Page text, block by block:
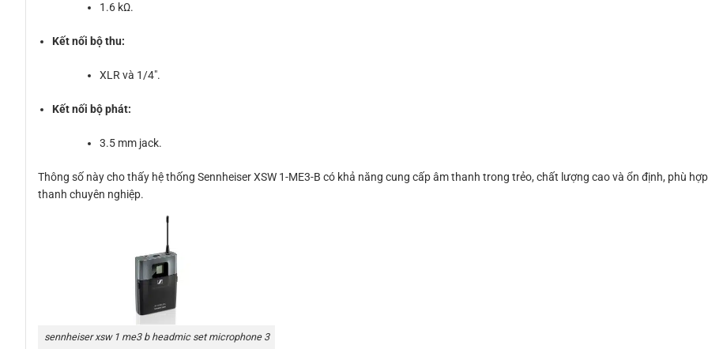
1.6 kΩ.
Kết nối bộ thu:
XLR và 1/4″.
Kết nối bộ phát:
3.5 mm jack.
Thông số này cho thấy hệ thống Sennheiser XSW 1-ME3-B có khả năng cung cấp âm thanh trong trẻo, chất lượng cao và ổn định, phù
thanh chuyên nghiệp.
sennheiser xsw 1 me3 b headmic set microphone 3